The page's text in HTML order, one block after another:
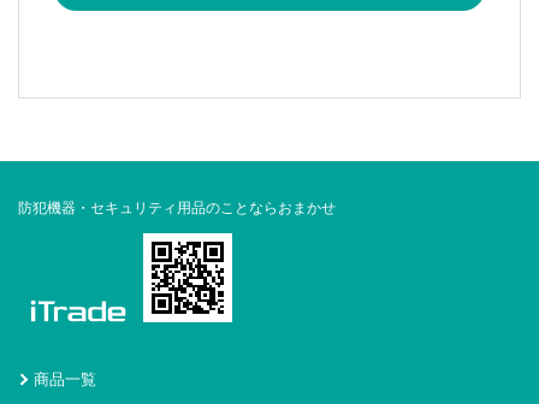
防犯機器・セキュリティ用品のことならおまかせ
商品一覧